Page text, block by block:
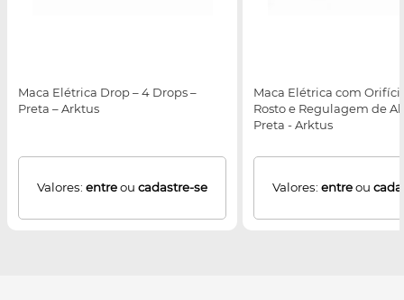
Maca Elétrica Drop – 4 Drops –
Preta – Arktus
Valores: entreou cadastre-se
Maca Elétrica com
Rosto e Regulagem de
Preta - Arktus
Valores: entreou